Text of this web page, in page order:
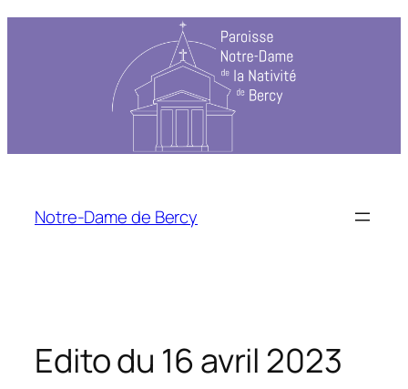
Notre-Dame de Bercy
Edito du 16 avril 2023